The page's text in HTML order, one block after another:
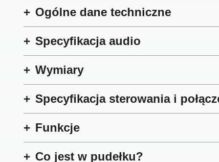
Ogólne dane techniczne
Specyfikacja audio
Wymiary
Specyfikacja sterowania i
Funkcje
Co jest w pudełku?